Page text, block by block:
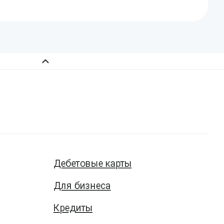
Дебетовые карты
Для бизнеса
Кредиты